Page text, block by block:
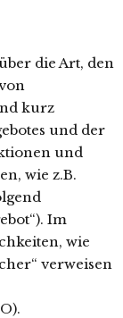
die Art, den
kurz
und der
und
wie z.B.
Im
wie
verweisen